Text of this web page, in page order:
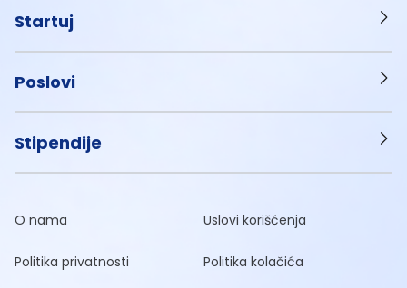
Startuj
Poslovi
Stipendije
O nama Uslovi korišćenja
Politika privatnosti Politika kolačića